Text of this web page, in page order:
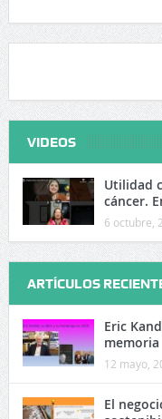
VIDEOS
Utilidad
cáncer.
6 octubre,
ARTÍCULOS
Eric
memoria
12 mayo,
El